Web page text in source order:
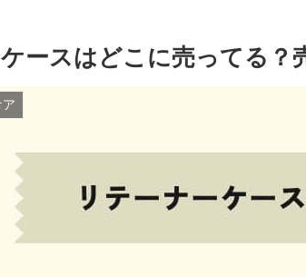
ースはどこに売ってる？